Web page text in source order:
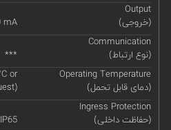
Output
(خروجی)
mA
Communication
(نوع ارتباط)
***
Operating Temperature
(دمای قابل تحمل)
or
Ingress Protection
(حفاظت داخلی)
IP65